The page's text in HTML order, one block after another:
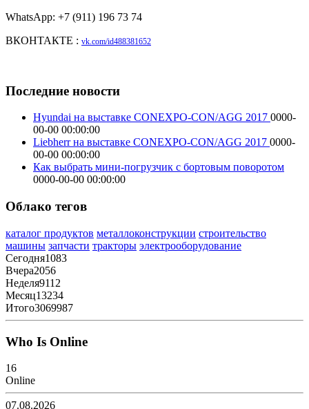
WhatsApp: +7 (911) 196 73 74
ВКОНТАКТЕ : vk.com/id488381652
Последние новости
Hyundai на выставке CONEXPO-CON/AGG 2017 0000-
00-00 00:00:00
Liebherr на выставке CONEXPO-CON/AGG 2017 0000-
00-00 00:00:00
Как выбрать мини-погрузчик с бортовым поворотом
0000-00-00 00:00:00
Облако тегов
каталог продуктов металлоконструкции строительство
машины запчасти тракторы электрооборудование
Сегодня1083
Вчера2056
Неделя9112
Месяц13234
Итого3069987
Who Is Online
16
Online
07.08.2026